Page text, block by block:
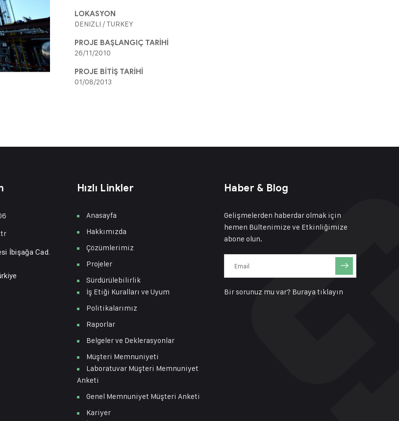
LOKASYON
DENIZLI / TURKEY
PROJE BAŞLANGIÇ TARİHİ
26/11/2010
PROJE BİTİŞ TARİHİ
01/08/2013
İbişağa Cad.
Hızlı Linkler
Anasayfa
Hakkımızda
Çözümlerimiz
Projeler
Sürdürülebilirlik
İş Etiği Kuralları ve Uyum
Politikalarımız
Raporlar
Belgeler ve Deklerasyonlar
Müşteri Memnuniyeti
Laboratuvar Müşteri Memnuniyet
Anketi
Genel Memnuniyet Müşteri Anketi
Kariyer
Haber & Blog
Gelişmelerden haberdar olmak için
hemen Bültenimize ve Etkinliğimize
abone olun.
Bir sorunuz mu var? Buraya tıklayın